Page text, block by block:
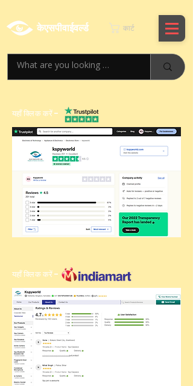
केएसपीवाईवर्ल्ड कार्ट
यहाँ क्लिक करें -
यहाँ क्लिक करें -